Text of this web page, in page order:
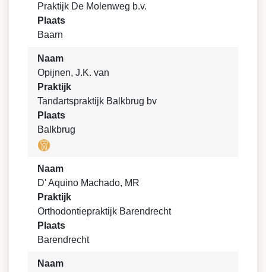
Praktijk De Molenweg b.v.
Plaats
Baarn
Naam
Opijnen, J.K. van
Praktijk
Tandartspraktijk Balkbrug bv
Plaats
Balkbrug
Naam
D' Aquino Machado, MR
Praktijk
Orthodontiepraktijk Barendrecht
Plaats
Barendrecht
Naam